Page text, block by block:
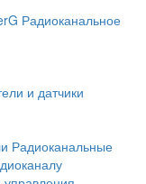
Радиоканальное
и датчики
Радиоканальные